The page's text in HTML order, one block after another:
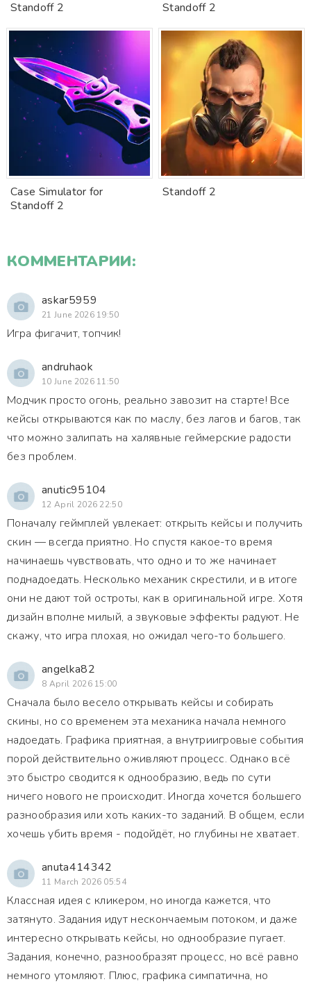
Standoff 2
Standoff 2
Case Simulator for
Standoff 2
Standoff 2
КОММЕНТАРИИ:
askar5959
21 June 2026 19:50
Игра фигачит, топчик!
andruhaok
10 June 2026 11:50
Модчик просто огонь, реально завозит на старте! Все
кейсы открываются как по маслу, без лагов и багов, так
что можно залипать на халявные геймерские радости
без проблем.
anutic95104
12 April 2026 22:50
Поначалу геймплей увлекает: открыть кейсы и получить
скин — всегда приятно. Но спустя какое-то время
начинаешь чувствовать, что одно и то же начинает
поднадоедать. Несколько механик скрестили, и в итоге
они не дают той остроты, как в оригинальной игре. Хотя
дизайн вполне милый, а звуковые эффекты радуют. Не
скажу, что игра плохая, но ожидал чего-то большего.
angelka82
8 April 2026 15:00
Сначала было весело открывать кейсы и собирать
скины, но со временем эта механика начала немного
надоедать. Графика приятная, а внутриигровые события
порой действительно оживляют процесс. Однако всё
это быстро сводится к однообразию, ведь по сути
ничего нового не происходит. Иногда хочется большего
разнообразия или хоть каких-то заданий. В общем, если
хочешь убить время - подойдёт, но глубины не хватает.
anuta414342
11 March 2026 05:54
Классная идея с кликером, но иногда кажется, что
затянуто. Задания идут нескончаемым потоком, и даже
интересно открывать кейсы, но однообразие пугает.
Задания, конечно, разнообразят процесс, но всё равно
немного утомляют. Плюс, графика симпатична, но